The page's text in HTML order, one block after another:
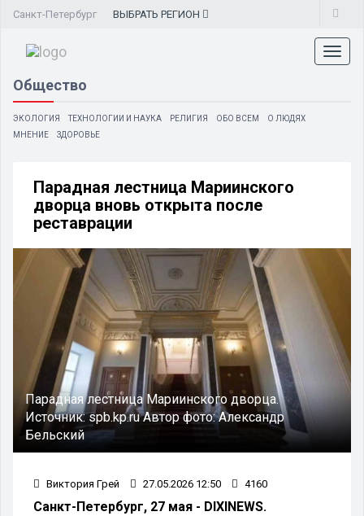
Санкт-Петербург ВЫБРАТЬ РЕГИОН
Общество
ЭКОЛОГИЯ ТЕХНОЛОГИИ И НАУКА РЕЛИГИЯ ОБО ВСЕМ
О ЛЮДЯХ
МНЕНИЕ
ЗДОРОВЬЕ
Парадная лестница Мариинского
дворца вновь открыта после
реставрации
Парадная лестница Мариинского дворца.
Источник:spb.kp.ruАвтор фото:Александр
Бельский
Виктория Грей 27.05.2026 12:50 4160
Санкт-Петербург, 27 мая - DIXINEWS.